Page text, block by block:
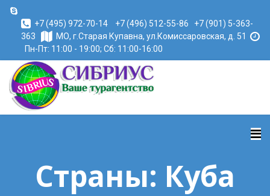
+7 (495) 972-70-14 +7 (496) 512-55-86
+7 (901) 5-363-
363
МО, г.Старая Купавна, ул.Комиссаровская, д. 51
Пн-Пт: 11:00 - 19:00; Сб: 11:00-16:00
Страны: Куба